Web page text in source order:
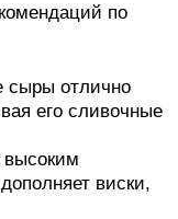
по
сыры отлично
его сливочные
виски,